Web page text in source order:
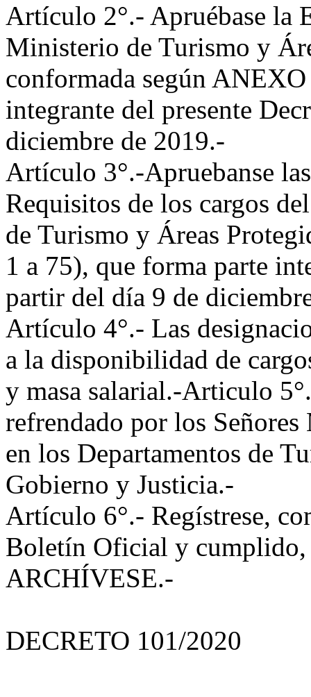
Artículo 2°.- Apruébase la
Ministerio de Turismo y
conformada según
integrante del presente
diciembre de 2019.-
Artículo 3°.-Apruebanse
Requisitos de los cargos
de Turismo y Áreas
1 a 75), que forma parte
partir del día 9 de
Artículo 4°.- Las
a la disponibilidad de
y masa salarial.-Articulo
refrendado por los
en los Departamentos de
Gobierno y Justicia.-
Artículo 6°.- Regístrese,
Boletín Oficial y cumplido,
ARCHÍVESE.-
DECRETO 101/2020